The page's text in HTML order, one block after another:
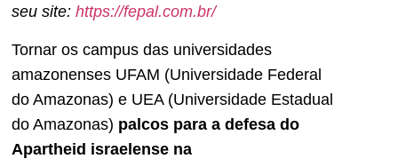
seu site: https://fepal.com.br/
Tornar os campus das universidades
amazonenses UFAM (Universidade Federal
do Amazonas) e UEA (Universidade Estadual
do Amazonas) palcos para a defesa do
Apartheid israelense na